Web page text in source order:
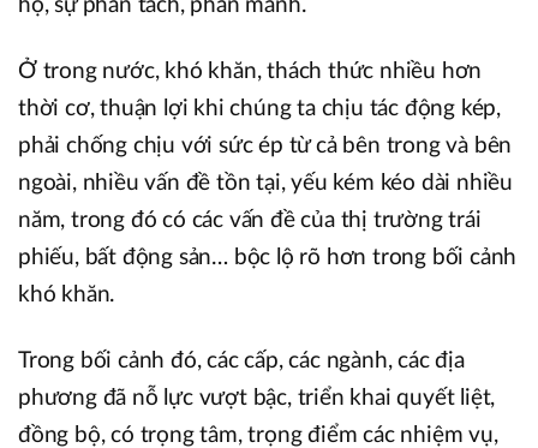
hộ, sự phân tách, phân mảnh.
Ở trong nước, khó khăn, thách thức nhiều hơn
thời cơ, thuận lợi khi chúng ta chịu tác động kép,
phải chống chịu với sức ép từ cả bên trong và bên
ngoài, nhiều vấn đề tồn tại, yếu kém kéo dài nhiều
năm, trong đó có các vấn đề của thị trường trái
phiếu, bất động sản… bộc lộ rõ hơn trong bối cảnh
khó khăn.
Trong bối cảnh đó, các cấp, các ngành, các địa
phương đã nỗ lực vượt bậc, triển khai quyết liệt,
đồng bộ, có trọng tâm, trọng điểm các nhiệm vụ,